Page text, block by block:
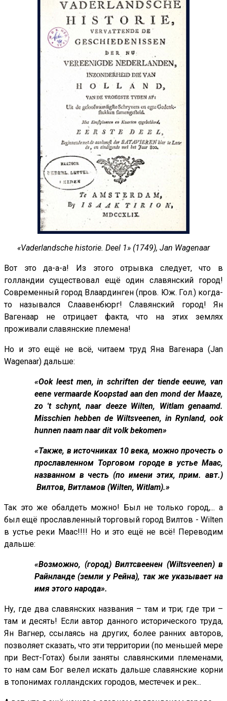
«Vaderlandsche historie. Deel 1» (1749), Jan Wagenaar
Вот это да-а-а! Из этого отрывка следует, что в
голландии существовал ещё один славянский город!
Современный город Влаардинген (пров. Юж. Гол.) когда-
то назывался Слаавенбюрг! Славянский город! Ян
Вагенаар не отрицает факта, что на этих землях
проживали славянские племена!
Но и это ещё не всё, читаем труд Яна Вагенара (Jan
Wagenaar) дальше:
«Ook leest men, in schriften der tiende eeuwe, van
eene vermaarde Koopstad aan den mond der Maaze,
zo 't schynt, naar deeze Wilten, Witlam genaamd.
Misschien hebben de Wiltsveenen, in Rynland, ook
hunnen naam naar dit volk bekomen»
«Также, в источниках 10 века, можно прочесть о
прославленном Торговом городе в устье Маас,
названном в честь (по имени этих, прим. авт.)
Вилтов, Витламов (Wilten, Witlam).»
Так это же обалдеть можно! Был не только город,... а
был ещё прославленный торговый город Вилтов - Wilten
в устье реки Маас!!!! Но и это ещё не всё! Переводим
дальше:
«Возможно, (город) Вилтсвеенен (Wiltsveenen) в
Райнланде (земли у Рейна), так же указывает на
имя этого народа».
Ну, где два славянских названия – там и три; где три –
там и десять! Если автор данного исторического труда,
Ян Вагнер, ссылаясь на других, более ранних авторов,
позволяет сказать, что эти территории (по меньшей мере
при Вест-Готах) были заняты славянскими племенами,
то нам сам Бог велел искать дальше славянские корни
в топонимах голландских городов, местечек и рек...